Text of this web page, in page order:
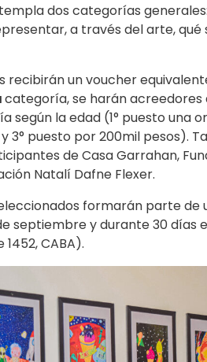
dos categorías
a través del arte, qué
recibirán un voucher
categoría, se harán
según la edad (1° puesto una
3° puesto por 200mil pesos).
de Casa Garrahan,
Natalí Dafne Flexer.
formarán parte de
septiembre y durante 30 días
1452, CABA).